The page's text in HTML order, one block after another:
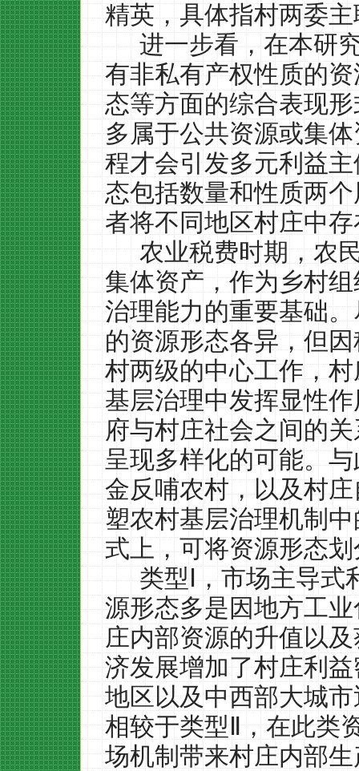
精英，具体指村两委
进一步看，在本研
有非私有产权性质的
态等方面的综合表现
多属于公共资源或集
程才会引发多元利益
态包括数量和性质两
者将不同地区村庄中
农业税费时期，农
集体资产，作为乡村
治理能力的重要基础
的资源形态各异，但
村两级的中心工作，
基层治理中发挥显性
府与村庄社会之间的
呈现多样化的可能。
金反哺农村，以及村
塑农村基层治理机制
式上，可将资源形态
类型Ⅰ，市场主导
源形态多是因地方工
庄内部资源的升值以
济发展增加了村庄利
地区以及中西部大城
相较于类型Ⅱ，在此类
场机制带来村庄内部